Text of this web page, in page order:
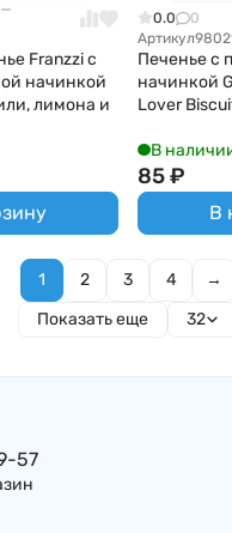
Franzzi с
начинкой
лимона и
0.0
0
Артикул
Печенье с
начинкой
Lover
В
85₽
В
1 2 3 4
→
Показать еще
32
57